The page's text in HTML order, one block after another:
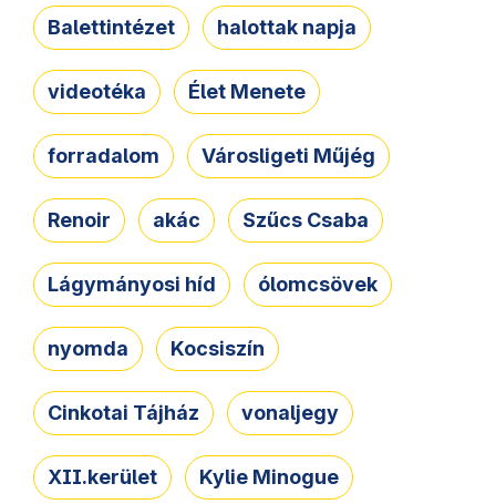
Balettintézet halottak napja
videotéka Élet Menete
forradalom Városligeti Műjég
Renoir akác Szűcs Csaba
Lágymányosi híd ólomcsövek
nyomda Kocsiszín
Cinkotai Tájház vonaljegy
XII.kerület Kylie Minogue